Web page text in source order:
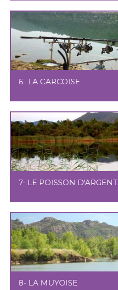
6- LA CARCOISE
7- LE POISSON D'ARGENT
8- LA MUYOISE